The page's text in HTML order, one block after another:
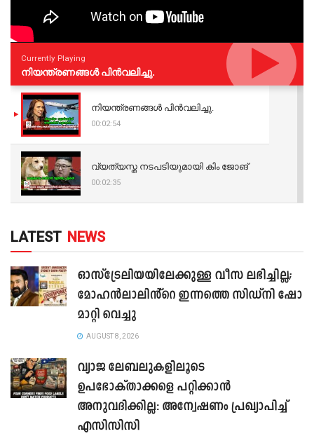
Currently Playing
നിയന്ത്രണങ്ങള്‍ പിന്‍വലിച്ചു.
നിയന്ത്രണങ്ങള്‍ പിന്‍വലിച്ചു.
00:02:54
വ്യത്യസ്ത നടപടിയുമായി കിം ജോങ്
00:02:35
LATEST NEWS
ഓസ്‌ട്രേലിയയിലേക്കുള്ള വീസ ലഭിച്ചില്ല;
മോഹൻലാലിൻ്റെ ഇന്നത്തെ സിഡ്നി ഷോ
മാറ്റി വെച്ചു
AUGUST 8, 2026
വ്യാജ ലേബലുകളിലൂടെ
ഉപഭോക്താക്കളെ പറ്റിക്കാൻ
അനുവദിക്കില്ല: അന്വേഷണം പ്രഖ്യാപിച്ച്
എസിസിസി